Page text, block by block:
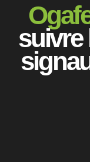
suivre